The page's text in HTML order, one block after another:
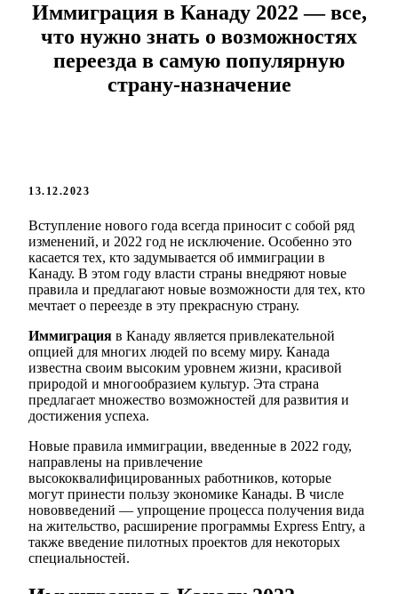
Иммиграция в Канаду 2022 — все,
что нужно знать о возможностях
переезда в самую популярную
страну-назначение
13.12.2023
Вступление нового года всегда приносит с собой ряд
изменений, и 2022 год не исключение. Особенно это
касается тех, кто задумывается об иммиграции в
Канаду. В этом году власти страны внедряют новые
правила и предлагают новые возможности для тех, кто
мечтает о переезде в эту прекрасную страну.
Иммиграция в Канаду является привлекательной
опцией для многих людей по всему миру. Канада
известна своим высоким уровнем жизни, красивой
природой и многообразием культур. Эта страна
предлагает множество возможностей для развития и
достижения успеха.
Новые правила иммиграции, введенные в 2022 году,
направлены на привлечение
высококвалифицированных работников, которые
могут принести пользу экономике Канады. В числе
нововведений — упрощение процесса получения вида
на жительство, расширение программы Express Entry, а
также введение пилотных проектов для некоторых
специальностей.